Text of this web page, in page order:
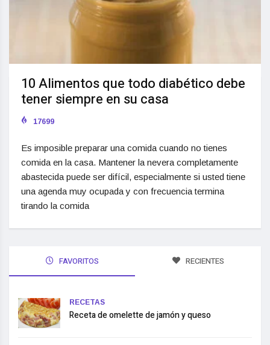
10 Alimentos que todo diabético debe
tener siempre en su casa
17699
Es imposible preparar una comida cuando no tienes
comida en la casa. Mantener la nevera completamente
abastecida puede ser difícil, especialmente si usted tiene
una agenda muy ocupada y con frecuencia termina
tirando la comida
FAVORITOS RECIENTES
RECETAS
Receta de omelette de jamón y queso